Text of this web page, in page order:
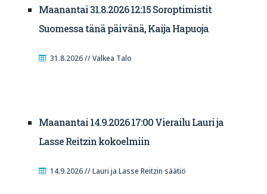
Maanantai 31.8.2026 12:15 Soroptimistit
Suomessa tänä päivänä, Kaija Hapuoja
31.8.2026 // Valkea Talo
Maanantai 14.9.2026 17:00 Vierailu Lauri ja
Lasse Reitzin kokoelmiin
14.9.2026 // Lauri ja Lasse Reitzin säätiö